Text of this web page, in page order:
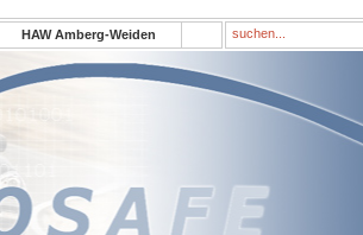
HAW Amberg-Weiden